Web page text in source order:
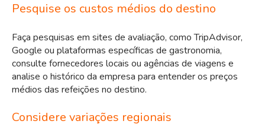
Pesquise os custos médios do destino
Faça pesquisas em sites de avaliação, como TripAdvisor,
Google ou plataformas específicas de gastronomia,
consulte fornecedores locais ou agências de viagens e
analise o histórico da empresa para entender os preços
médios das refeições no destino.
Considere variações regionais